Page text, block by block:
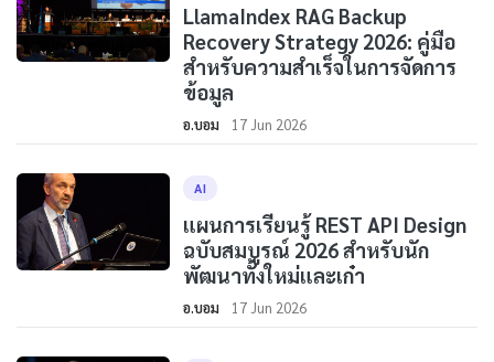
LlamaIndex RAG Backup
Recovery Strategy 2026: คู่มือ
สำหรับความสำเร็จในการจัดการ
ข้อมูล
อ.บอม 17 Jun 2026
AI
แผนการเรียนรู้ REST API Design
ฉบับสมบูรณ์ 2026 สำหรับนัก
พัฒนาทั้งใหม่และเก๋า
อ.บอม 17 Jun 2026